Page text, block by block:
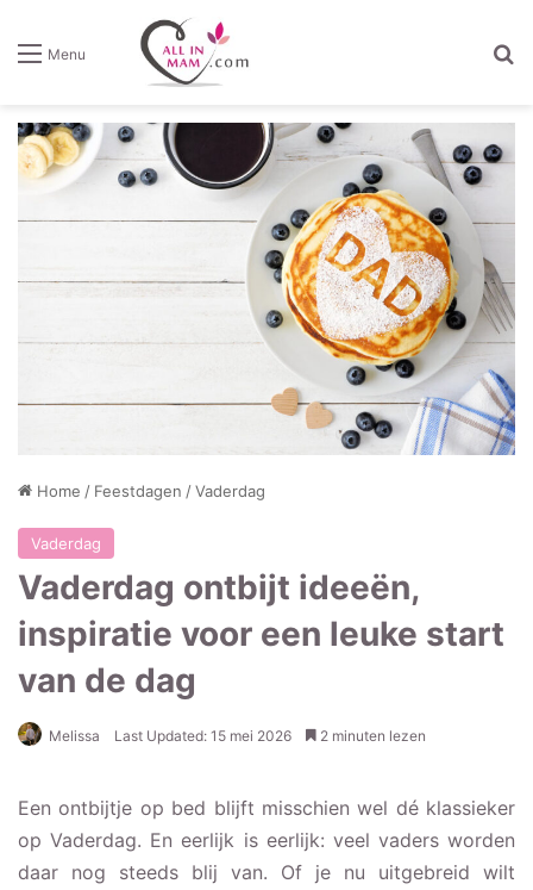
Menu
Home / Feestdagen /Vaderdag
Vaderdag
Vaderdag ontbijt ideeën,
inspiratie voor een leuke start
van de dag
Melissa Last Updated: 15 mei 2026 2 minuten lezen
Een ontbijtje op bed blijft misschien wel dé klassieker
op Vaderdag. En eerlijk is eerlijk: veel vaders worden
daar nog steeds blij van. Of je nu uitgebreid wilt